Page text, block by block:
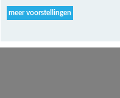
meer voorstellingen